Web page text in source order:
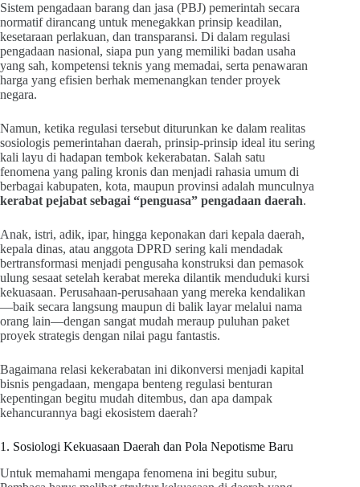
Sistem pengadaan barang dan jasa (PBJ) pemerintah secara
normatif dirancang untuk menegakkan prinsip keadilan,
kesetaraan perlakuan, dan transparansi. Di dalam regulasi
pengadaan nasional, siapa pun yang memiliki badan usaha
yang sah, kompetensi teknis yang memadai, serta penawaran
harga yang efisien berhak memenangkan tender proyek
negara.
Namun, ketika regulasi tersebut diturunkan ke dalam realitas
sosiologis pemerintahan daerah, prinsip-prinsip ideal itu sering
kali layu di hadapan tembok kekerabatan. Salah satu
fenomena yang paling kronis dan menjadi rahasia umum di
berbagai kabupaten, kota, maupun provinsi adalah munculnya
kerabat pejabat sebagai “penguasa” pengadaan daerah.
Anak, istri, adik, ipar, hingga keponakan dari kepala daerah,
kepala dinas, atau anggota DPRD sering kali mendadak
bertransformasi menjadi pengusaha konstruksi dan pemasok
ulung sesaat setelah kerabat mereka dilantik menduduki kursi
kekuasaan. Perusahaan-perusahaan yang mereka kendalikan
—baik secara langsung maupun di balik layar melalui nama
orang lain—dengan sangat mudah meraup puluhan paket
proyek strategis dengan nilai pagu fantastis.
Bagaimana relasi kekerabatan ini dikonversi menjadi kapital
bisnis pengadaan, mengapa benteng regulasi benturan
kepentingan begitu mudah ditembus, dan apa dampak
kehancurannya bagi ekosistem daerah?
1. Sosiologi Kekuasaan Daerah dan Pola Nepotisme Baru
Untuk memahami mengapa fenomena ini begitu subur,